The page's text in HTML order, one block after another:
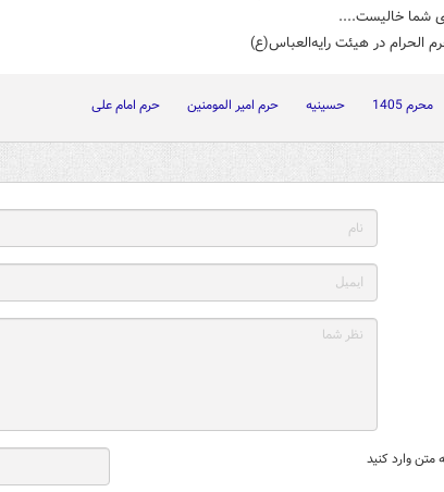
شما خالیست....
در هیئت رایه‌العباس(ع)
محرم 1405 حسینیه حرم امیر المومنین حرم امام علی
متن وارد کنید